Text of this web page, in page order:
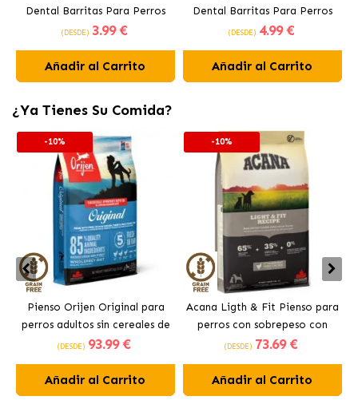
Dental Barritas Para Perros
Medianos 10-25 kg
(DESDE) 3.99 €
Añadir al Carrito
Dental Barritas Para Perros
Grandes +25 kg
(DESDE) 4.99 €
Añadir al Carrito
¿Ya Tienes Su Comida?
-10%
Pienso Orijen Original para
perros adultos sin cereales de
pollo
(DESDE) 93.99 €
Añadir al Carrito
-10%
Acana Ligth & Fit Pienso para
perros con sobrepeso con
pollo fresco
(DESDE) 73.69 €
Añadir al Carrito